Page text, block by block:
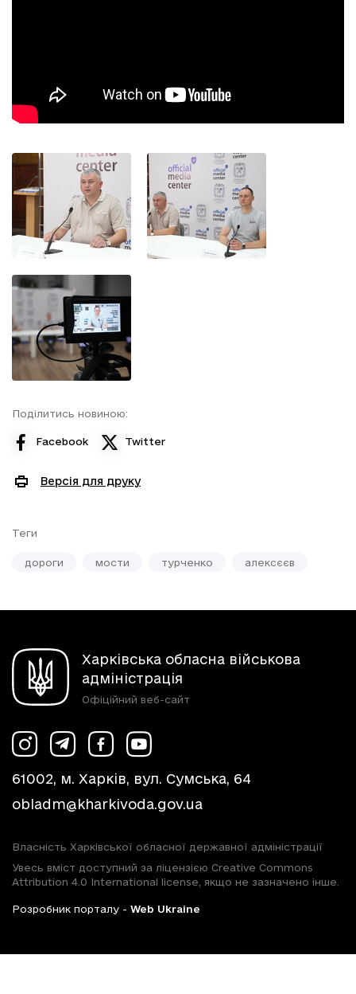
Поділитись новиною:
Facebook Twitter
Версія для друку
Теги
дороги мости турченко алексєєв
Харківська обласна військова
адміністрація
Офіційний веб-сайт
61002, м. Харків, вул. Сумська, 64
obladm@kharkivoda.gov.ua
Власність Харківської обласної державної адміністрації
Увесь вміст доступний за ліцензією Creative Commons
Attribution 4.0 International license, якщо не зазначено інше.
Розробник порталу - Web Ukraine